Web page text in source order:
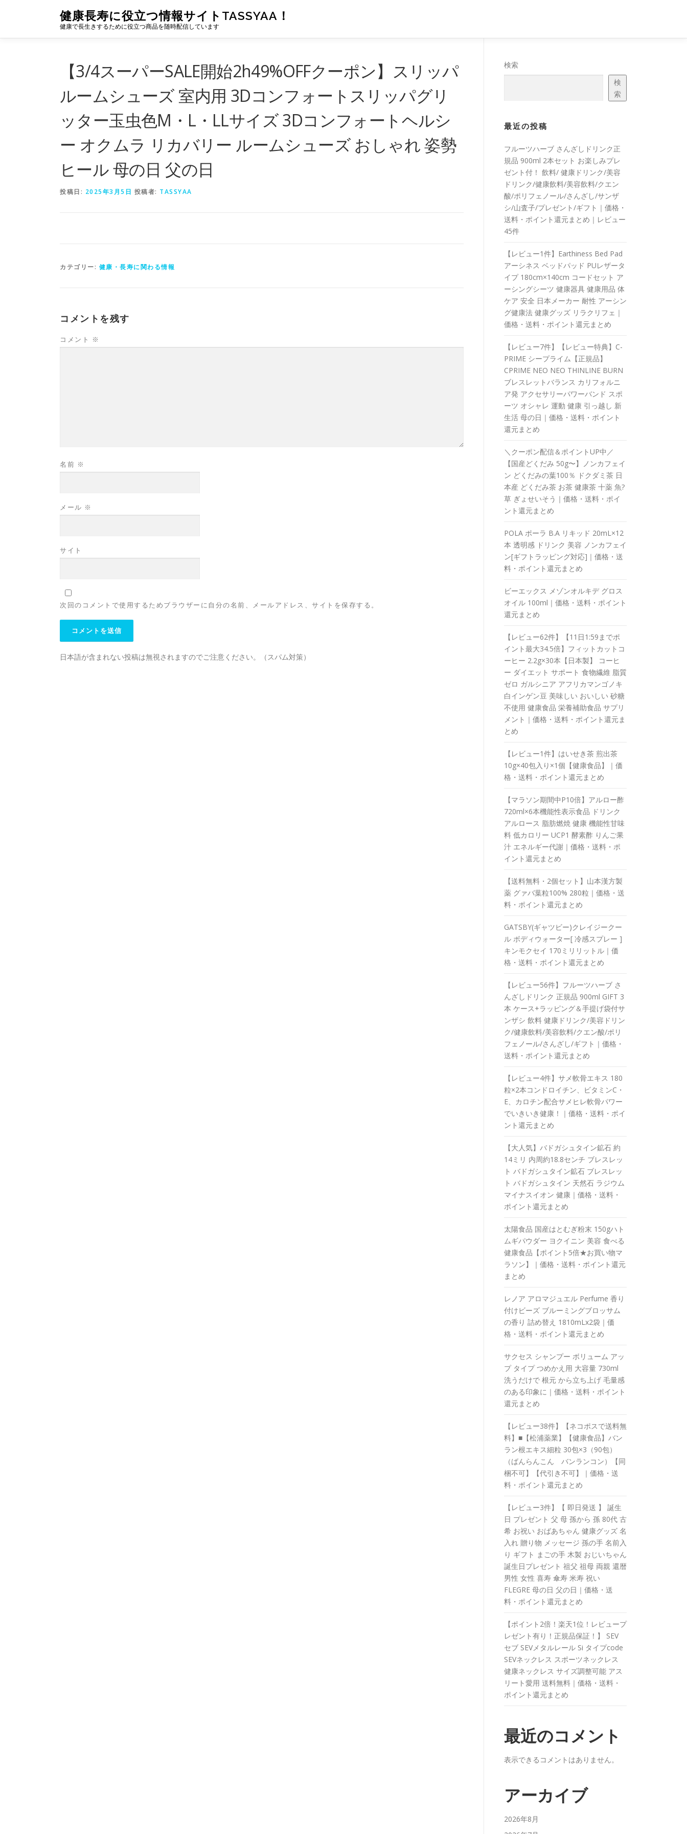
ン
健康長寿に役立つ情報サイトTASSYAA！
健康で長生きするために役立つ商品を随時配信しています
【3/4スーパーSALE開始2h49%OFFクーポン】スリッパ
ルームシューズ 室内用 3Dコンフォートスリッパグリ
ッター玉虫色M・L・LLサイズ 3Dコンフォートヘルシ
ー オクムラ リカバリー ルームシューズ おしゃれ 姿勢
ヒール 母の日 父の日
投稿日: 2025年3月5日 投稿者: TASSYAA
カテゴリー: 健康・長寿に関わる情報
コメントを残す
コメント ※
名前 ※
メール ※
サイト
次回のコメントで使用するためブラウザーに自分の名前、メールアドレス、サイトを保存する。
日本語が含まれない投稿は無視されますのでご注意ください。（スパム対策）
検索
検
索
最近の投稿
フルーツハーブ さんざしドリンク正
規品 900ml 2本セット お楽しみプレ
ゼント付！ 飲料/ 健康ドリンク/美容
ドリンク/健康飲料/美容飲料/クエン
酸/ポリフェノール/さんざし/サンザ
シ/山査子/プレゼント/ギフト｜価格・
送料・ポイント還元まとめ｜レビュー
45件
【レビュー1件】Earthiness Bed Pad
アーシネス ベッドパッド PUレザータ
イプ 180cm×140cm コードセット ア
ーシングシーツ 健康器具 健康用品 体
ケア 安全 日本メーカー 耐性 アーシン
グ健康法 健康グッズ リラクリフェ｜
価格・送料・ポイント還元まとめ
【レビュー7件】【レビュー特典】C-
PRIME シープライム【正規品】
CPRIME NEO NEO THINLINE BURN
ブレスレットバランス カリフォルニ
ア発 アクセサリーパワーバンド スポ
ーツ オシャレ 運動 健康 引っ越し 新
生活 母の日｜価格・送料・ポイント
還元まとめ
＼クーポン配信＆ポイントUP中／
【国産どくだみ 50g〜】ノンカフェイ
ン どくだみの葉100％ ドクダミ茶 日
本産 どくだみ茶 お茶 健康茶 十薬 魚?
草 ぎょせいそう｜価格・送料・ポイ
ント還元まとめ
POLA ポーラ B.A リキッド 20mL×12
本 透明感 ドリンク 美容 ノンカフェイ
ン[ギフトラッピング対応]｜価格・送
料・ポイント還元まとめ
ビーエックス メゾンオルキデ グロス
オイル 100ml｜価格・送料・ポイント
還元まとめ
【レビュー62件】【11日1:59までポ
イント最大34.5倍】フィットカットコ
ーヒー 2.2g×30本【日本製】 コーヒ
ー ダイエット サポート 食物繊維 脂質
ゼロ ガルシニア アフリカマンゴノキ
白インゲン豆 美味しい おいしい 砂糖
不使用 健康食品 栄養補助食品 サプリ
メント｜価格・送料・ポイント還元ま
とめ
【レビュー1件】はいせき茶 煎出茶
10g×40包入り×1個【健康食品】｜価
格・送料・ポイント還元まとめ
【マラソン期間中P10倍】アルロー酢
720ml×6本機能性表示食品 ドリンク
アルロース 脂肪燃焼 健康 機能性甘味
料 低カロリー UCP1 酵素酢 りんご果
汁 エネルギー代謝｜価格・送料・ポ
イント還元まとめ
【送料無料・2個セット】山本漢方製
薬 グァバ葉粒100% 280粒｜価格・送
料・ポイント還元まとめ
GATSBY(ギャツビー)クレイジークー
ル ボディウォーター[ 冷感スプレー ]
キンモクセイ 170ミリリットル｜価
格・送料・ポイント還元まとめ
【レビュー56件】フルーツハーブ さ
んざしドリンク 正規品 900ml GIFT 3
本 ケース+ラッピング＆手提げ袋付サ
ンザシ 飲料 健康ドリンク/美容ドリン
ク/健康飲料/美容飲料/クエン酸/ポリ
フェノール/さんざし/ギフト｜価格・
送料・ポイント還元まとめ
【レビュー4件】サメ軟骨エキス 180
粒×2本コンドロイチン、ビタミンC・
E、カロチン配合サメヒレ軟骨パワー
でいきいき健康！｜価格・送料・ポイ
ント還元まとめ
【大人気】バドガシュタイン鉱石 約
14ミリ 内周約18.8センチ ブレスレッ
ト バドガシュタイン鉱石 ブレスレッ
ト バドガシュタイン 天然石 ラジウム
マイナスイオン 健康｜価格・送料・
ポイント還元まとめ
太陽食品 国産はとむぎ粉末 150gハト
ムギパウダー ヨクイニン 美容 食べる
健康食品【ポイント5倍★お買い物マ
ラソン】｜価格・送料・ポイント還元
まとめ
レノア アロマジュエル Perfume 香り
付けビーズ ブルーミングブロッサム
の香り 詰め替え 1810mLx2袋｜価
格・送料・ポイント還元まとめ
サクセス シャンプー ボリューム アッ
プ タイプ つめかえ用 大容量 730ml
洗うだけで 根元 から立ち上げ 毛量感
のある印象に｜価格・送料・ポイント
還元まとめ
【レビュー38件】【ネコポスで送料無
料】■【松浦薬業】【健康食品】バン
ラン根エキス細粒 30包×3（90包）
（ばんらんこん バンランコン）【同
梱不可】【代引き不可】｜価格・送
料・ポイント還元まとめ
【レビュー3件】【 即日発送 】 誕生
日 プレゼント 父 母 孫から 孫 80代 古
希 お祝い おばあちゃん 健康グッズ 名
入れ 贈り物 メッセージ 孫の手 名前入
り ギフト まごの手 木製 おじいちゃん
誕生日プレゼント 祖父 祖母 両親 還暦
男性 女性 喜寿 傘寿 米寿 祝い
FLEGRE 母の日 父の日｜価格・送
料・ポイント還元まとめ
【ポイント2倍！楽天1位！レビュープ
レゼント有り！正規品保証！】 SEV
セブ SEVメタルレール Si タイプcode
SEVネックレス スポーツネックレス
健康ネックレス サイズ調整可能 アス
リート愛用 送料無料｜価格・送料・
ポイント還元まとめ
最近のコメント
表示できるコメントはありません。
アーカイブ
2026年8月